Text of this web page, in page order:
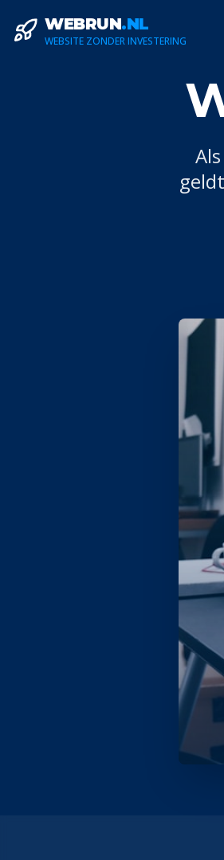
WEBRUN.NL
WEBSITE ZONDER INVESTERING